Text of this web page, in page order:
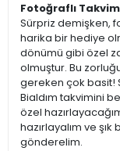
Fotoğraflı
Sürpriz demişken,
harika bir hediye
dönümü gibi özel
olmuştur. Bu
gereken çok basit!
Bialdım takvimini
özel
hazırlayalım ve
gönderelim.